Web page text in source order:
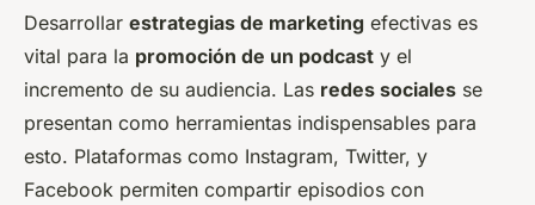
Desarrollar estrategias de marketing efectivas es
vital para la promoción de un podcast y el
incremento de su audiencia. Las redes sociales se
presentan como herramientas indispensables para
esto. Plataformas como Instagram, Twitter, y
Facebook permiten compartir episodios con